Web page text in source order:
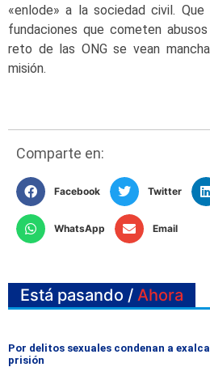
«enlode» a la sociedad civil.
fundaciones que cometen
reto de las ONG se vean
misión.
Comparte en:
Facebook Twitter
WhatsApp Email
Está pasando / Ahora
Por delitos sexuales condenan a
prisión